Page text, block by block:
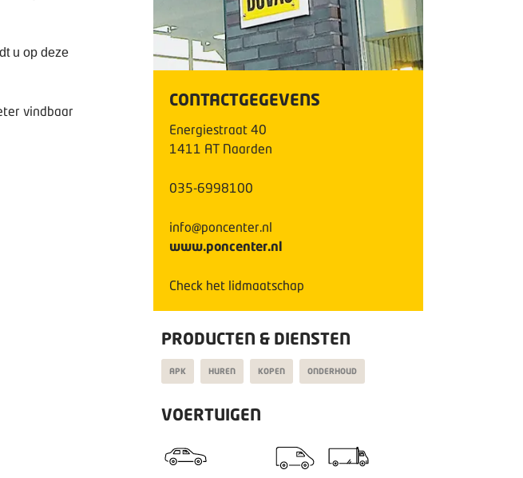
u op deze
vindbaar
CONTACTGEGEVENS
Energiestraat 40
1411 AT Naarden
035-6998100
info@poncenter.nl
www.poncenter.nl
Check het lidmaatschap
PRODUCTEN & DIENSTEN
APK HUREN KOPEN ONDERHOUD
VOERTUIGEN